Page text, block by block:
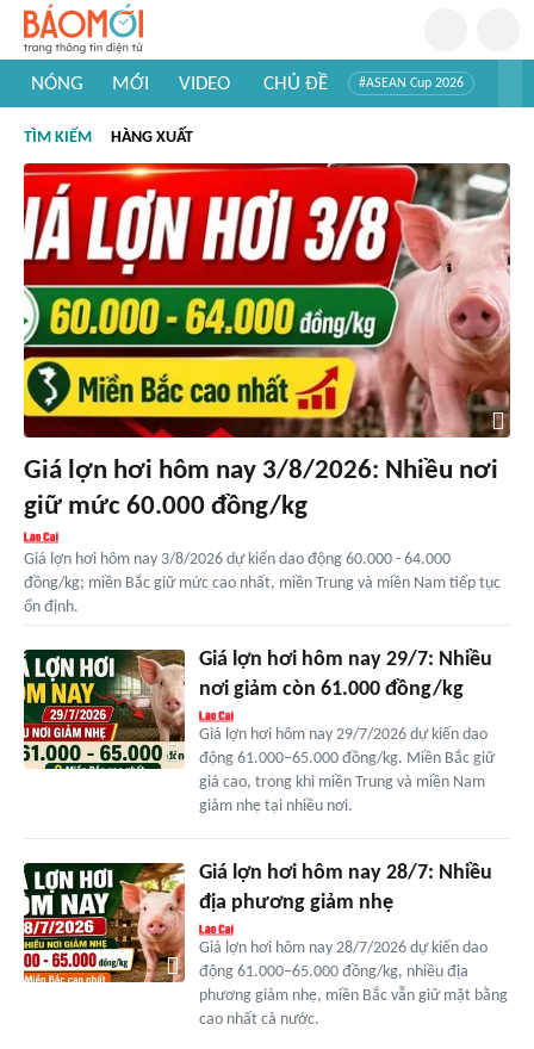
NÓNG MỚI VIDEO CHỦ ĐỀ #ASEAN Cup 2026
#Khám phá thế giới
TÌM KIẾM HÀNG XUẤT
Giá lợn hơi hôm nay 3/8/2026: Nhiều nơi
giữ mức 60.000 đồng/kg
Giá lợn hơi hôm nay 3/8/2026 dự kiến dao động 60.000 - 64.000
đồng/kg; miền Bắc giữ mức cao nhất, miền Trung và miền Nam tiếp tục
ổn định.
Giá lợn hơi hôm nay 29/7: Nhiều
nơi giảm còn 61.000 đồng/kg
Giá lợn hơi hôm nay 29/7/2026 dự kiến dao
động 61.000–65.000 đồng/kg. Miền Bắc giữ
giá cao, trong khi miền Trung và miền Nam
giảm nhẹ tại nhiều nơi.
Giá lợn hơi hôm nay 28/7: Nhiều
địa phương giảm nhẹ
Giá lợn hơi hôm nay 28/7/2026 dự kiến dao
động 61.000–65.000 đồng/kg, nhiều địa
phương giảm nhẹ, miền Bắc vẫn giữ mặt bằng
cao nhất cả nước.